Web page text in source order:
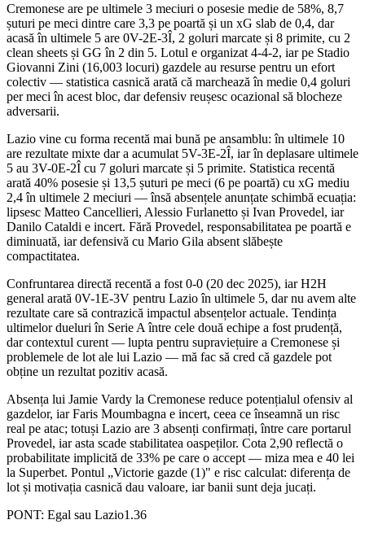
Cremonese are pe ultimele 3 meciuri o posesie medie de 58%, 8,7
șuturi pe meci dintre care 3,3 pe poartă și un xG slab de 0,4, dar
acasă în ultimele 5 are 0V-2E-3Î, 2 goluri marcate și 8 primite, cu 2
clean sheets și GG în 2 din 5. Lotul e organizat 4-4-2, iar pe Stadio
Giovanni Zini (16,003 locuri) gazdele au resurse pentru un efort
colectiv — statistica casnică arată că marchează în medie 0,4 goluri
per meci în acest bloc, dar defensiv reușesc ocazional să blocheze
adversarii.
Lazio vine cu forma recentă mai bună pe ansamblu: în ultimele 10
are rezultate mixte dar a acumulat 5V-3E-2Î, iar în deplasare ultimele
5 au 3V-0E-2Î cu 7 goluri marcate și 5 primite. Statistica recentă
arată 40% posesie și 13,5 șuturi pe meci (6 pe poartă) cu xG mediu
2,4 în ultimele 2 meciuri — însă absențele anunțate schimbă ecuația:
lipsesc Matteo Cancellieri, Alessio Furlanetto și Ivan Provedel, iar
Danilo Cataldi e incert. Fără Provedel, responsabilitatea pe poartă e
diminuată, iar defensivă cu Mario Gila absent slăbește
compactitatea.
Confruntarea directă recentă a fost 0-0 (20 dec 2025), iar H2H
general arată 0V-1E-3V pentru Lazio în ultimele 5, dar nu avem alte
rezultate care să contrazică impactul absențelor actuale. Tendința
ultimelor dueluri în Serie A între cele două echipe a fost prudență,
dar contextul curent — lupta pentru supraviețuire a Cremonese și
problemele de lot ale lui Lazio — mă fac să cred că gazdele pot
obține un rezultat pozitiv acasă.
Absența lui Jamie Vardy la Cremonese reduce potențialul ofensiv al
gazdelor, iar Faris Moumbagna e incert, ceea ce înseamnă un risc
real pe atac; totuși Lazio are 3 absenți confirmați, între care portarul
Provedel, iar asta scade stabilitatea oaspeților. Cota 2,90 reflectă o
probabilitate implicită de 33% pe care o accept — miza mea e 40 lei
la Superbet. Pontul „Victorie gazde (1)" e risc calculat: diferența de
lot și motivația casnică dau valoare, iar banii sunt deja jucați.
PONT: Egal sau Lazio1.36